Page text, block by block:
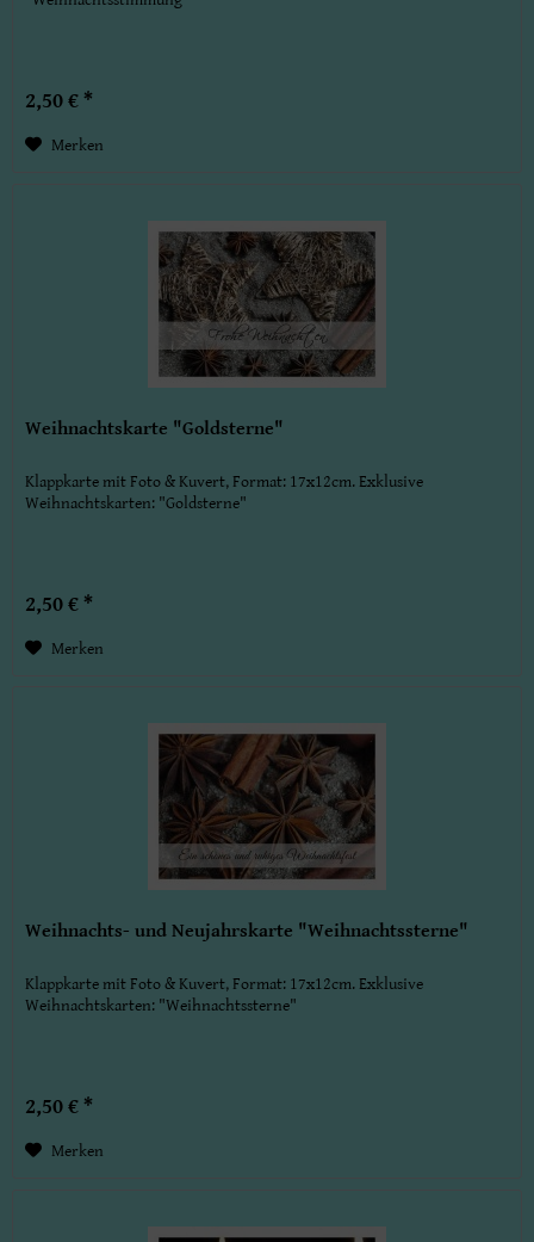
2,50 € *
Merken
Weihnachtskarte "Goldsterne"
Klappkarte mit Foto & Kuvert, Format: 17x12cm. Exklusive
Weihnachtskarten: "Goldsterne"
2,50 € *
Merken
Weihnachts- und Neujahrskarte "Weihnachtssterne"
Klappkarte mit Foto & Kuvert, Format: 17x12cm. Exklusive
Weihnachtskarten: "Weihnachtssterne"
2,50 € *
Merken